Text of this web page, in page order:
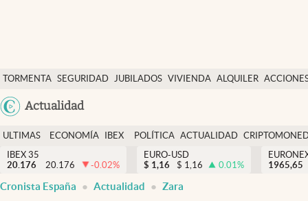
TORMENTA SEGURIDAD JUBILADOS VIVIENDA ALQUILER
USA
Actualidad
Economía y finanzas
Política
Actualidad
Criptomonedas
España
ULTIMAS
NOTICIAS
ECONOMÍA
FINANZAS
IBEX
EURO
POLÍTICA ACTUALIDAD
IBEX 35
20.176
20.176 -0.02%
EURO-USD
$ 1,16 $ 1,16 0.01%
1965,65
Cronista España Actualidad Zara